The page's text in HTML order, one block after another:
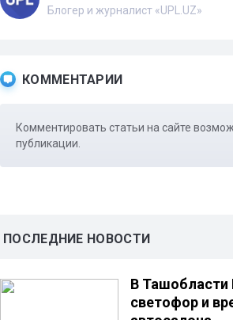
Блогер и журналист «UPL.UZ»
КОММЕНТАРИИ
Комментировать статьи на сайте
публикации.
ПОСЛЕДНИЕ НОВОСТИ
В Ташобласти
светофор и